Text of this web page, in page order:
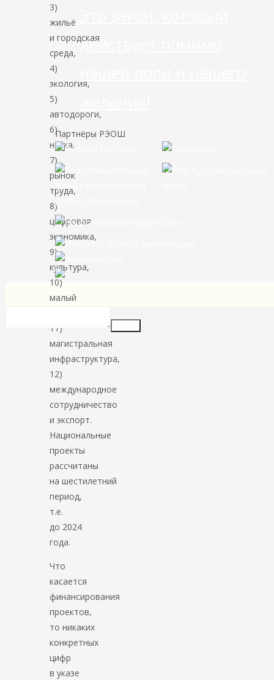
3)
жильё
и городская
среда,
4)
экология,
5)
автодороги,
6)
наука,
7)
рынок
труда,
8)
цифровая
экономика,
9)
культура,
10)
малый
11)
магистральная
инфраструктура,
12)
международное
сотрудничество
и экспорт.
Национальные
проекты
рассчитаны
на шестилетний
период,
т.е.
до 2024
года.
Что
касается
финансирования
проектов,
то никаких
конкретных
цифр
в указе
действует помимо
Партнёры РЭОШ